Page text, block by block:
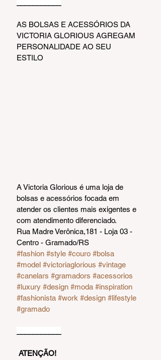
AS BOLSAS E ACESSÓRIOS DA
VICTORIA GLORIOUS AGREGAM
PERSONALIDADE AO SEU
ESTILO
A Victoria Glorious é uma loja de
bolsas e acessórios focada em
atender os clientes mais exigentes e
com atendimento diferenciado.
Rua Madre Verônica,181 - Loja 03 -
Centro - Gramado/RS
#fashion #style #couro #bolsa
#model #victoriaglorious #vintage
#canelars #gramadors #acessorios
#luxury #design #moda #inspiration
#fashionista #work #design #lifestyle
#gramado
ATENÇÃO!